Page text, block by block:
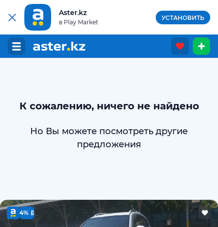
Aster.kz
в Play Market
УСТАНОВИТЬ
К сожалению, ничего не найдено
Но Вы можете посмотреть другие
предложения
4%